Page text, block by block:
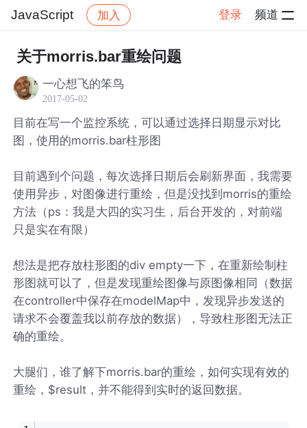
JavaScript 加入 登录 频道
社区 JavaScript 帖子详情
关于morris.bar重绘问题
一心想飞的笨鸟
2017-05-02
目前在写一个监控系统，可以通过选择日期显示对比
图，使用的morris.bar柱形图
目前遇到个问题，每次选择日期后会刷新界面，我需要
使用异步，对图像进行重绘，但是没找到morris的重绘
方法（ps：我是大四的实习生，后台开发的，对前端
只是实在有限）
想法是把存放柱形图的div empty一下，在重新绘制柱
形图就可以了，但是发现重绘图像与原图像相同（数据
在controller中保存在modelMap中，发现异步发送的
请求不会覆盖我以前存放的数据），导致柱形图无法正
确的重绘。
大腿们，谁了解下morris.bar的重绘，如何实现有效的
重绘，$result，并不能得到实时的返回数据。